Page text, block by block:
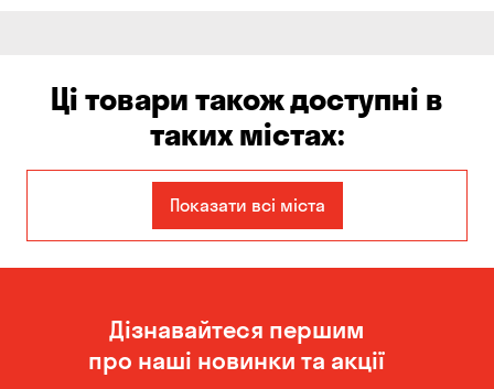
Ці товари також доступні в
таких містах:
Єлизаветівка
Авангард Бабурка
Бориспіль Боярка
Біла Церква
Показати всі міста
Дізнавайтеся першим
про наші новинки та акції